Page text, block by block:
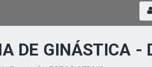
DE GINÁSTICA -